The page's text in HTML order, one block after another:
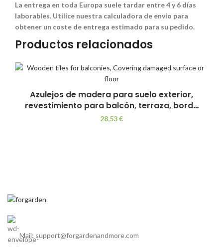
La entrega en toda Europa suele tardar entre 4 y 6 días
laborables. Utilice nuestra calculadora de envío para
obtener un coste de entrega estimado para su pedido.
Productos relacionados
Azulejos de madera para suelo exterior,
revestimiento para balcón, terraza, borde
de piscina, tejados, fácil de instalar, aspecto
28,53€
Mail: support@forgardenandmore.com